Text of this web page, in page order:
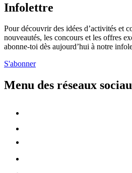
Infolettre
Pour découvrir des idées d’activités et
nouveautés, les concours et les offres
abonne-toi dès aujourd’hui à notre
S'abonner
Menu des réseaux